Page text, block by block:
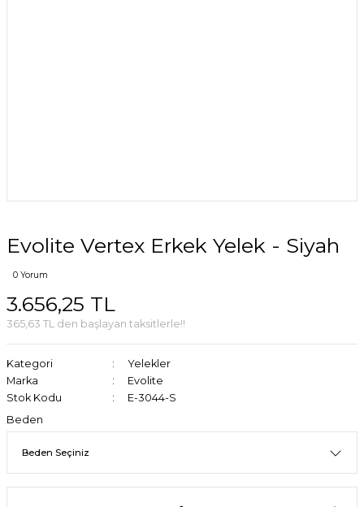
Evolite Vertex Erkek Yelek - Siyah
0 Yorum
3.656,25 TL
365,63 TL den başlayan taksitlerle!!
Kategori
Yelekler
Marka
Evolite
Stok Kodu
E-3044-S
Beden